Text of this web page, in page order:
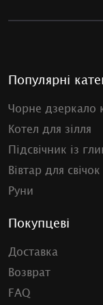
Популярні
Чорне дзеркало
Котел для зілля
Підсвічник із
Вівтар для свічок
Руни
Покупцеві
Доставка
Возврат
FAQ